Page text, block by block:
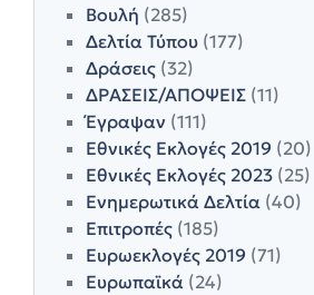
Βουλή (285)
Δελτία Τύπου (177)
Δράσεις (32)
ΔΡΑΣΕΙΣ/ΑΠΟΨΕΙΣ (11)
Έγραψαν (111)
Εθνικές Εκλογές 2019 (20)
Εθνικές Εκλογές 2023 (25)
Ενημερωτικά Δελτία (40)
Επιτροπές (185)
Ευρωεκλογές 2019 (71)
Ευρωπαϊκά (24)